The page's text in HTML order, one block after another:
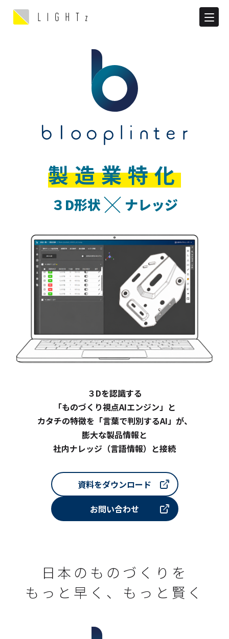
製造業特化
３D形状 ナレッジ
３Dを認識する
「ものづくり視点AIエンジン」と
カタチの特徴を「言葉で判別するAI」が、
膨大な製品情報と
社内ナレッジ（言語情報）と接続
資料をダウンロード
お問い合わせ
日本のものづくりを
もっと早く、もっと賢く